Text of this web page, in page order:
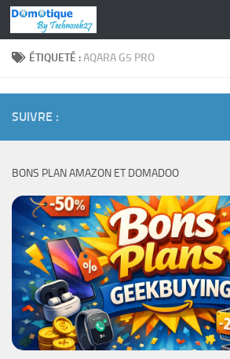
Skip to content
ÉTIQUETÉ :AQARA G5 PRO
SUIVRE :
BONS PLAN AMAZON ET DOMADOO